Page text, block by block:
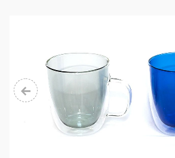
bowl,
glass